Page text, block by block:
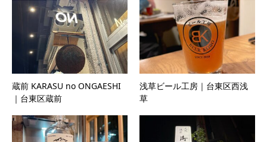
蔵前 KARASU no ONGAESHI
｜台東区蔵前
浅草ビール工房｜台東区西浅
草